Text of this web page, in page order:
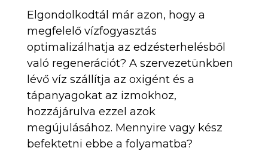
Elgondolkodtál már azon, hogy a
megfelelő vízfogyasztás
optimalizálhatja az edzésterhelésből
való regenerációt? A szervezetünkben
lévő víz szállítja az oxigént és a
tápanyagokat az izmokhoz,
hozzájárulva ezzel azok
megújulásához. Mennyire vagy kész
befektetni ebbe a folyamatba?